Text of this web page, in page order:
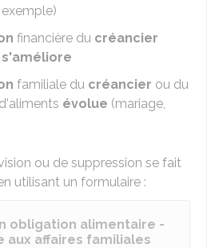
financière du créancier
s'améliore
familiale du créancier ou du
d'aliments évolue (mariage,
ou de suppression se fait
utilisant un formulaire :
obligation alimentaire -
aux affaires familiales